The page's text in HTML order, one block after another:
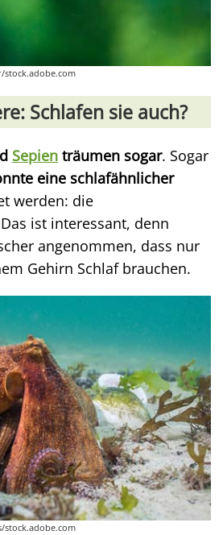
stock.adobe.com
Schlafen sie auch?
Sepien träumen sogar. Sogar
eine schlafähnlicher
werden: die
ist interessant, denn
angenommen, dass nur
Gehirn Schlaf brauchen.
stock.adobe.com